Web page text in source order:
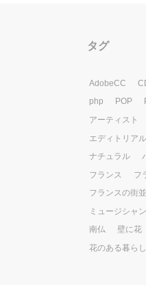
タグ
AdobeCC
php
POP
アーティスト
エディトリア
ナチュラル
フランス
フ
フランスの街
ミュージシャン
南仏
壁に花
花のある暮らし